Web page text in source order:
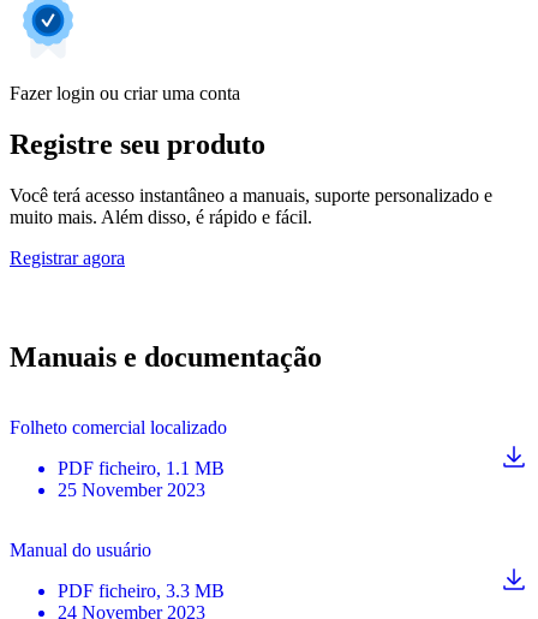
Fazer login ou criar uma conta
Registre seu produto
Você terá acesso instantâneo a manuais, suporte personalizado e
muito mais. Além disso, é rápido e fácil.
Registrar agora
Manuais e documentação
Folheto comercial localizado
PDF ficheiro, 1.1 MB
25 November 2023
Manual do usuário
PDF ficheiro, 3.3 MB
24 November 2023